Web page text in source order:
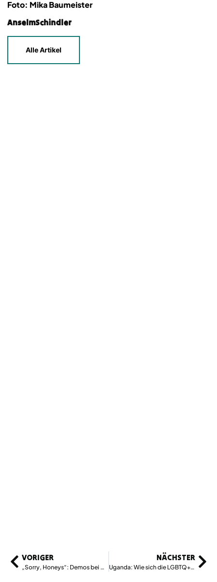
Foto: Mika Baumeister
AnselmSchindler
Alle Artikel
VORIGER
„Sorry, Honeys“: Demos bei Drag-Queen-Lesung in der Villa Vida
NÄCHSTER
Uganda: Wie sich die LGBTQ+-Community gegen ein homophobes Gesetz wehrt